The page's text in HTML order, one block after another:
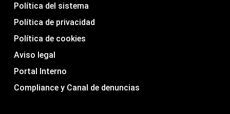
Política del sistema
Política de privacidad
Política de cookies
Aviso legal
Portal Interno
Compliance y Canal de denuncias